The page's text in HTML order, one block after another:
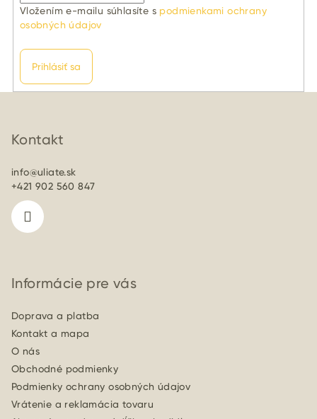
Vložením e-mailu súhlasíte s podmienkami ochrany
osobných údajov
Prihlásiť sa
Kontakt
info@uliate.sk
+421 902 560 847
Informácie pre vás
Doprava a platba
Kontakt a mapa
O nás
Obchodné podmienky
Podmienky ochrany osobných údajov
Vrátenie a reklamácia tovaru